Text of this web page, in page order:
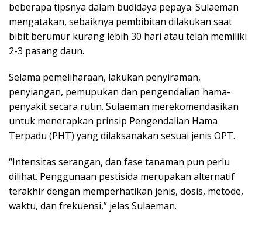
beberapa tipsnya dalam budidaya pepaya. Sulaeman
mengatakan, sebaiknya pembibitan dilakukan saat
bibit berumur kurang lebih 30 hari atau telah memiliki
2-3 pasang daun.
Selama pemeliharaan, lakukan penyiraman,
penyiangan, pemupukan dan pengendalian hama-
penyakit secara rutin. Sulaeman merekomendasikan
untuk menerapkan prinsip Pengendalian Hama
Terpadu (PHT) yang dilaksanakan sesuai jenis OPT.
“Intensitas serangan, dan fase tanaman pun perlu
dilihat. Penggunaan pestisida merupakan alternatif
terakhir dengan memperhatikan jenis, dosis, metode,
waktu, dan frekuensi,” jelas Sulaeman.